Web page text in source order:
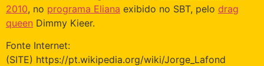
2010, no programa Eliana exibido no SBT, pelo drag
queen Dimmy Kieer.
Fonte Internet:
(SITE) https://pt.wikipedia.org/wiki/Jorge_Lafond